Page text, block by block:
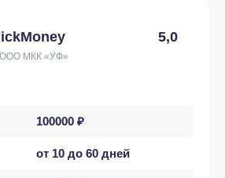
5,0
ООО МКК «УФ»
100000 ₽
от 10 до 60 дней